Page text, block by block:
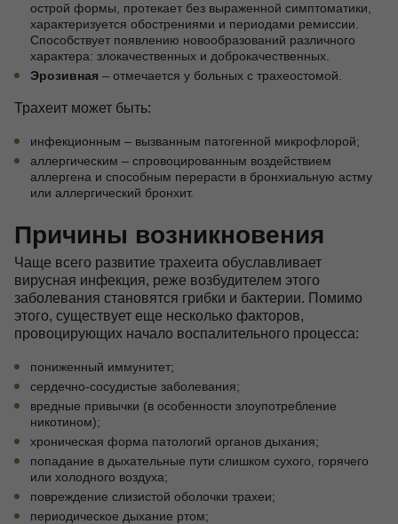
острой формы, протекает без выраженной симптоматики,
характеризуется обострениями и периодами ремиссии.
Способствует появлению новообразований различного
характера: злокачественных и доброкачественных.
Эрозивная – отмечается у больных с трахеостомой.
Трахеит может быть:
инфекционным – вызванным патогенной микрофлорой;
аллергическим – спровоцированным воздействием
аллергена и способным перерасти в бронхиальную астму
или аллергический бронхит.
Причины возникновения
Чаще всего развитие трахеита обуславливает
вирусная инфекция, реже возбудителем этого
заболевания становятся грибки и бактерии. Помимо
этого, существует еще несколько факторов,
провоцирующих начало воспалительного процесса:
пониженный иммунитет;
сердечно-сосудистые заболевания;
вредные привычки (в особенности злоупотребление
никотином);
хроническая форма патологий органов дыхания;
попадание в дыхательные пути слишком сухого, горячего
или холодного воздуха;
повреждение слизистой оболочки трахеи;
периодическое дыхание ртом;